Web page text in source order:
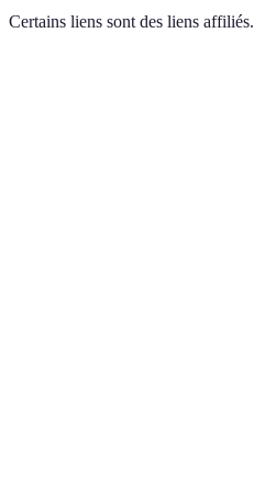
Certains liens sont des liens affiliés.